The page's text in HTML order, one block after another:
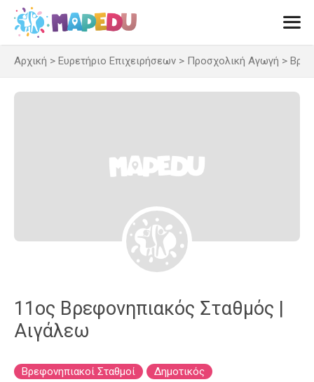
Μετάβαση
περιεχόμενο
Αρχική > Ευρετήριο Επιχειρήσεων > Προσχολική Αγωγή >
11ος Βρεφονηπιακός Σταθμός |
Αιγάλεω
Βρεφονηπιακοί Σταθμοί
Δημοτικός